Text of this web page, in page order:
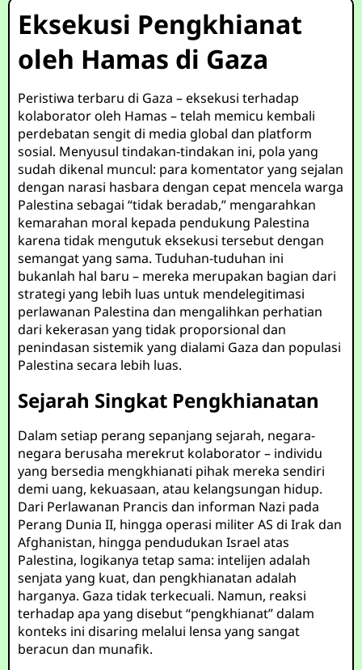
Eksekusi Pengkhianat
oleh Hamas di Gaza
Peristiwa terbaru di Gaza – eksekusi terhadap
kolaborator oleh Hamas – telah memicu kembali
perdebatan sengit di media global dan platform
sosial. Menyusul tindakan-tindakan ini, pola yang
sudah dikenal muncul: para komentator yang sejalan
dengan narasi hasbara dengan cepat mencela warga
Palestina sebagai “tidak beradab,” mengarahkan
kemarahan moral kepada pendukung Palestina
karena tidak mengutuk eksekusi tersebut dengan
semangat yang sama. Tuduhan-tuduhan ini
bukanlah hal baru – mereka merupakan bagian dari
strategi yang lebih luas untuk mendelegitimasi
perlawanan Palestina dan mengalihkan perhatian
dari kekerasan yang tidak proporsional dan
penindasan sistemik yang dialami Gaza dan populasi
Palestina secara lebih luas.
Sejarah Singkat Pengkhianatan
Dalam setiap perang sepanjang sejarah, negara-
negara berusaha merekrut kolaborator – individu
yang bersedia mengkhianati pihak mereka sendiri
demi uang, kekuasaan, atau kelangsungan hidup.
Dari Perlawanan Prancis dan informan Nazi pada
Perang Dunia II, hingga operasi militer AS di Irak dan
Afghanistan, hingga pendudukan Israel atas
Palestina, logikanya tetap sama: intelijen adalah
senjata yang kuat, dan pengkhianatan adalah
harganya. Gaza tidak terkecuali. Namun, reaksi
terhadap apa yang disebut “pengkhianat” dalam
konteks ini disaring melalui lensa yang sangat
beracun dan munafik.